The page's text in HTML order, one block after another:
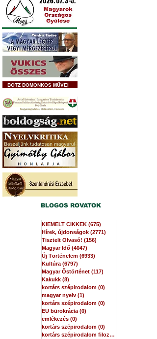
BOTZ DOMONKOS MŰVEI
BLOGOS ROVATOK
KIEMELT CIKKEK (675)
Hírek, újdonságok (2771)
Tisztelt Olvasó! (156)
Magyar Idő (4047)
Új Történelem (6933)
Kultúra (6797)
Magyar Őstörténet (117)
Kakukk (8)
kortárs szépirodalom (0)
magyar nyelv (1)
kortárs szépirodalom (0)
EU bürokrácia (0)
emlékezés (0)
kortárs szépirodalom (0)
kortárs szépirodalom filozófia